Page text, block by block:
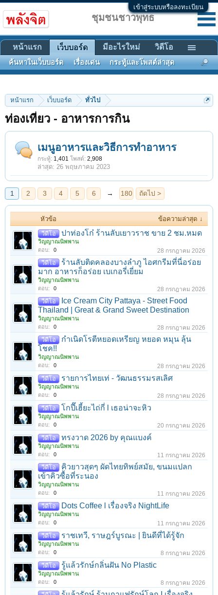
เข้าสู่ระบบหรือลงทะเบียน
หน้าแรก เว็บบอร์ด ทั่วไป
ท่องเที่ยว - อาหารการกิน
เมนูอาหารและวิธีการทำอาหาร
กระทู้: 1,401 โพสต์: 2,908
26 พฤษภาคม 2023
หัวข้อ
ข้อความล่าสุด ↓
วีดีโอ
ปาท่องโก๋ ร้านลับเยาวราช ขาย 2 ชม.หมด
วิญญาณนิพพาน
ตอบ: 0 28 กรกฎาคม 2026
วีดีโอ
ร้านลับติดคลองบางลำภู ไอศกรีมที่นี่อร่อย
มาก อาหารก็อร่อย เบเกอรี่เยี่ยม
วิญญาณนิพพาน
ตอบ: 0 28 กรกฎาคม 2026
วีดีโอ
Ice Cream City Pattaya - Street Food
Thailand | Great & Grand Sweet Destination
วิญญาณนิพพาน
ตอบ: 0 28 กรกฎาคม 2026
วีดีโอ
กำเนิดโรตีหยอดเหรียญ หยอด หมุน ลุ้น
โชค!!
วิญญาณนิพพาน
ตอบ: 0 28 กรกฎาคม 2026
วีดีโอ รายการไทยเท่ - วัฒนธรรมรสเลิศ
วิญญาณนิพพาน
ตอบ: 0 28 กรกฎาคม 2026
วีดีโอ โกปี๊เฮี้ยะไถ่กี่ l เธอน่าจะหิว
วิญญาณนิพพาน
ตอบ: 0 20 กรกฎาคม 2026
วีดีโอ ทรงวาด 2026 by คุณแบงค์
วิญญาณนิพพาน
ตอบ: 0 11 กรกฎาคม 2026
วีดีโอ
คิวยาวสุดๆ ผัดไทยทิพย์สมัย, ขนมแปลก
เข้าคิวซื้อที่ระนอง
วิญญาณนิพพาน
ตอบ: 0 11 กรกฎาคม 2026
วีดีโอ Dots Coffee l เรื่องจริง NightLife
วิญญาณนิพพาน
ตอบ: 0 11 กรกฎาคม 2026
วีดีโอ ราชเทวี, ราษฎร์บูรณะ | ยินดีที่ได้รู้จัก
วิญญาณนิพพาน
ตอบ: 0 8 กรกฎาคม 2026
วีดีโอ รู้แล้วรักษ์กลิ่นฝัน No Plastic
วิญญาณนิพพาน
ตอบ: 0 8 กรกฎาคม 2026
ชุมชนชาวพุทธ
หน้าแรก เว็บบอร์ด
ค้นหาในเว็บบอร์ด เรื่องเด่น กระทู้และโพสต์ล่าสุด
มีอะไรใหม่ วิดีโอ